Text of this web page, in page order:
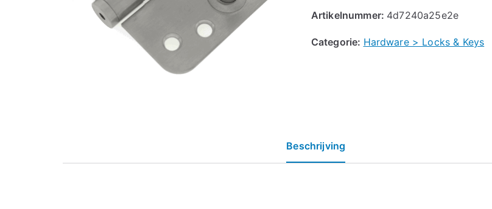
Artikelnummer: 4d7240a25e2e
Categorie: Hardware > Locks & Keys
Beschrijving